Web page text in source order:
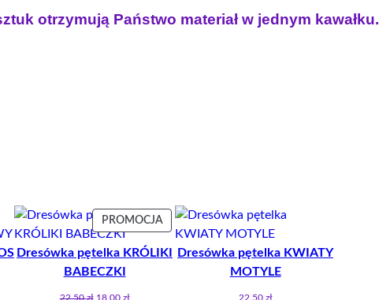
otrzymują Państwo materiał w jednym kawałku.
PROMOCJAPRODUKT
PROMOCJI
Dresówka pętelka KRÓLIKI
BABECZKI
22.50zł Pierwotna
18.00 złAktualna
Dresówka pętelka KWIATY
MOTYLE
22.50 zł